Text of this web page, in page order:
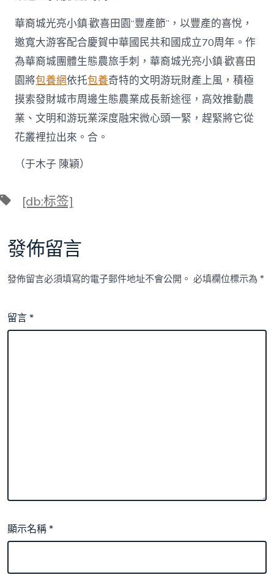
華裔城光亮小鎮·歡喜田園“豐產節”，以豐產的喜悅，
邀寬大游客配合慶賀中華國民共和國成立70周年。作
為華裔城團體生態農旅手刺，華裔城光亮小鎮·歡喜田
園將包養網依托包養奇特的文明游玩財產上風，積極
摸索發財城市周邊生態農業成長新途徑，高效推動農
業、文明和游玩業深度融宋微心頭一緊，趕緊將它從
花叢裡拉出來。合。
（于木子 陳穎）
標 [db:标签]
發佈留言
發佈留言必須填寫的電子郵件地址不會公開。 必填欄位標示為*
留言*
顯示名稱*